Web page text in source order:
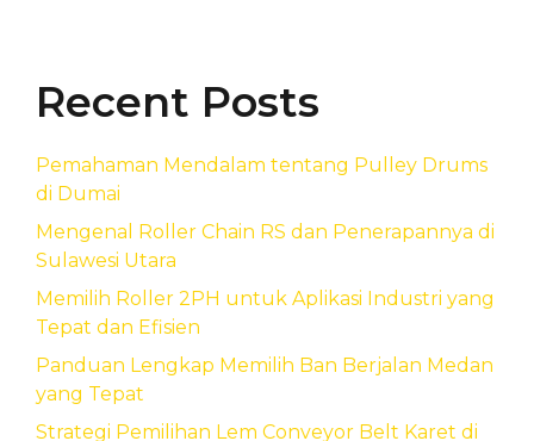
Recent Posts
Pemahaman Mendalam tentang Pulley Drums
di Dumai
Mengenal Roller Chain RS dan Penerapannya di
Sulawesi Utara
Memilih Roller 2PH untuk Aplikasi Industri yang
Tepat dan Efisien
Panduan Lengkap Memilih Ban Berjalan Medan
yang Tepat
Strategi Pemilihan Lem Conveyor Belt Karet di